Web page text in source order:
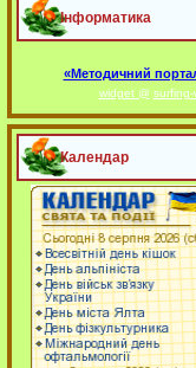
Інформатика
«Методичний
widget @ surfing-
Календар